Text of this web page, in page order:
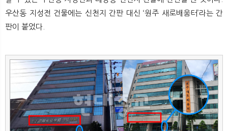
우산동 지성전 건물에는 신천지 간판 대신 ‘원주 새로배움터’라는 간
판이 붙었다.